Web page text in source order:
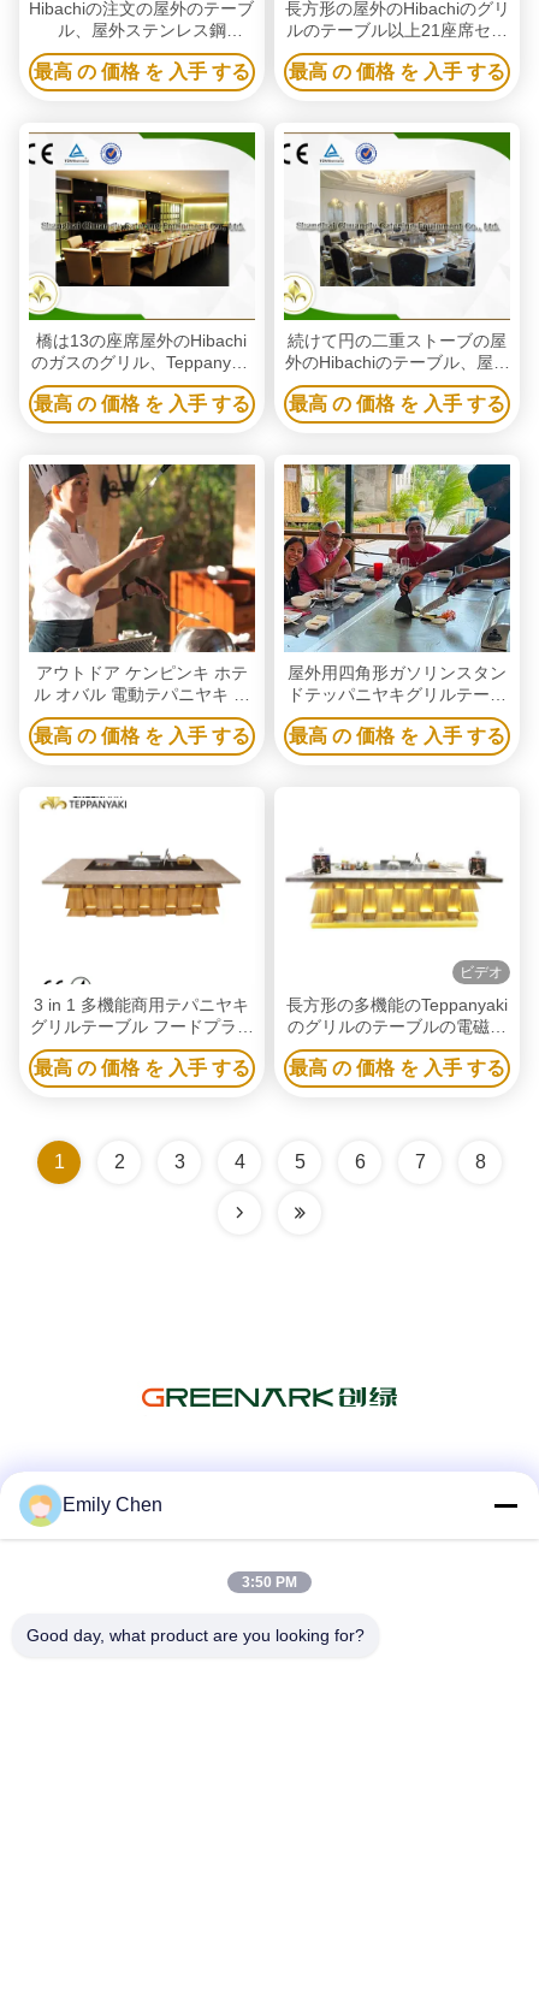
Hibachiの注文の屋外のテーブ
ル、屋外ステンレス鋼
Teppanyakiのグリル
最高 の 価格 を 入手 する
長方形の屋外のHibachiのグリ
ルのテーブル以上21座席セリ
ウムISO9001の証明
最高 の 価格 を 入手 する
橋は13の座席屋外のHibachi
のガスのグリル、Teppanyaki
の屋外のテーブルを形づける
最高 の 価格 を 入手 する
続けて円の二重ストーブの屋
外のHibachiのテーブル、屋外
のTeppnayakiのグリルのテー
ブル
最高 の 価格 を 入手 する
アウトドア ケンピンキ ホテ
ル オバル 電動テパニヤキ グ
ラブルテーブル
最高 の 価格 を 入手 する
屋外用四角形ガソリンスタン
ドテッパニヤキグリルテーブ
ル ヒバチグリル
最高 の 価格 を 入手 する
3 in 1 多機能商用テパニヤキ
グリルテーブル フードプラザ
と屋外食卓
最高 の 価格 を 入手 する
ビデオ
長方形の多機能のTeppanyaki
のグリルのテーブルの電磁石
の暖房15KW
最高 の 価格 を 入手 する
1 2 3 4 5 6 7 8
テレ
Emily Chen
3:50 PM
Good day, what product are you looking for?